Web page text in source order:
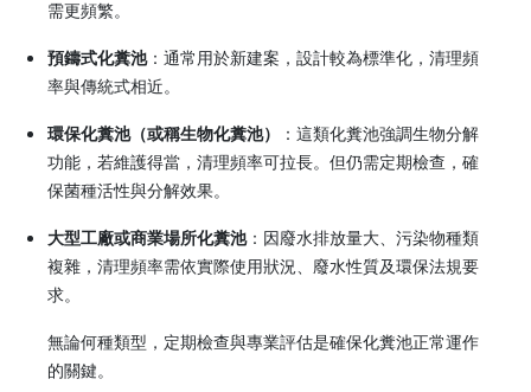
需更頻繁。
預鑄式化糞池：通常用於新建案，設計較為標準化，清理頻
率與傳統式相近。
環保化糞池（或稱生物化糞池）
：這類化糞池強調生物分解
功能，若維護得當，清理頻率可拉長。但仍需定期檢查，確
保菌種活性與分解效果。
大型工廠或商業場所化糞池：因廢水排放量大、污染物種類
複雜，清理頻率需依實際使用狀況、廢水性質及環保法規要
求。
無論何種類型，定期檢查與專業評估是確保化糞池正常運作
的關鍵。